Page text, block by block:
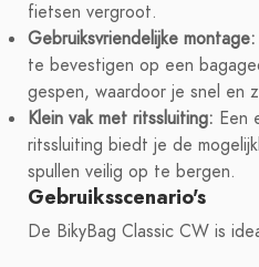
fietsen vergroot.
Gebruiksvriendelijke montage:
te bevestigen op een
gespen, waardoor je snel en
Klein vak met ritssluiting: Een
ritssluiting biedt je de
spullen veilig op te bergen.
Gebruiksscenario's
De BikyBag Classic CW is